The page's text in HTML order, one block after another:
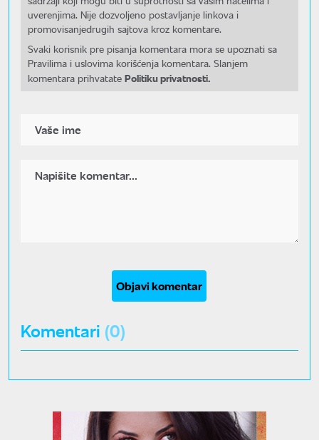
uverenjima. Nije dozvoljeno postavljanje linkova i
promovisanjedrugih sajtova kroz komentare.
Svaki korisnik pre pisanja komentara mora se upoznati sa
Pravilima i uslovima korišćenja komentara. Slanjem
komentara prihvatate Politiku privatnosti.
Objavi komentar
Komentari (0)